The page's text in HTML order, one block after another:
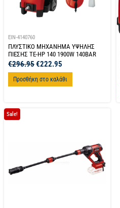
EIN-4140760
ΠΛΥΣΤΙΚΟ ΜΗΧΑΝΗΜΑ ΥΨΗΛΗΣ
ΠΙΕΣΗΣ TE-HP 140 1900W 140BAR
€296.95€222.95
Προσθήκη στο καλάθι
Sale!